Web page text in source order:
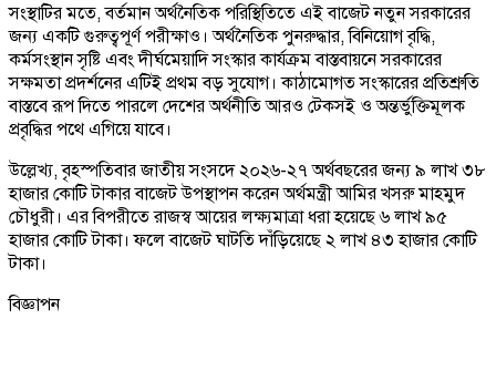
সংস্থাটির মতে, বর্তমান অর্থনৈতিক পরিস্থিতিতে এই বাজেট নতুন সরকারের
জন্য একটি গুরুত্বপূর্ণ পরীক্ষাও। অর্থনৈতিক পুনরুদ্ধার, বিনিয়োগ বৃদ্ধি,
কর্মসংস্থান সৃষ্টি এবং দীর্ঘমেয়াদি সংস্কার কার্যক্রম বাস্তবায়নে সরকারের
সক্ষমতা প্রদর্শনের এটিই প্রথম বড় সুযোগ। কাঠামোগত সংস্কারের প্রতিশ্রুতি
বাস্তবে রূপ দিতে পারলে দেশের অর্থনীতি আরও টেকসই ও অন্তর্ভুক্তিমূলক
প্রবৃদ্ধির পথে এগিয়ে যাবে।
উল্লেখ্য, বৃহস্পতিবার জাতীয় সংসদে ২০২৬-২৭ অর্থবছরের জন্য ৯ লাখ ৩৮
হাজার কোটি টাকার বাজেট উপস্থাপন করেন অর্থমন্ত্রী আমির খসরু মাহমুদ
চৌধুরী। এর বিপরীতে রাজস্ব আয়ের লক্ষ্যমাত্রা ধরা হয়েছে ৬ লাখ ৯৫
হাজার কোটি টাকা। ফলে বাজেট ঘাটতি দাঁড়িয়েছে ২ লাখ ৪৩ হাজার কোটি
টাকা।
বিজ্ঞাপন